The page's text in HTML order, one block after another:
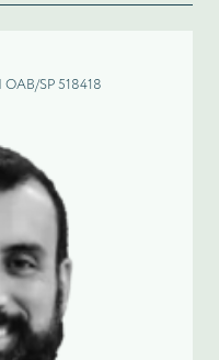
SP 518418